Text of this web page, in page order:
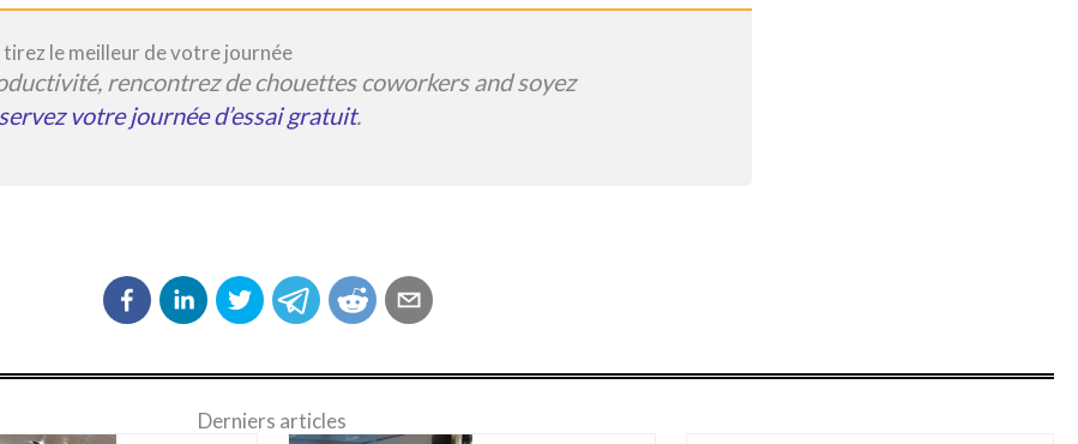
le meilleur de votre journée
rencontrez de chouettes coworkers and soyez
votre journée d’essai gratuit.
Derniers articles